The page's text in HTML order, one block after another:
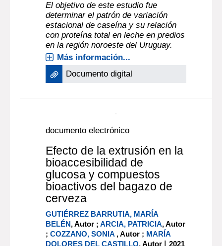
El objetivo de este estudio fue
determinar el patrón de variación
estacional de caseína y su relación
con proteína total en leche en predios
en la región noroeste del Uruguay.
Más información...
Documento digital
documento electrónico
Efecto de la extrusión en la
bioaccesibilidad de
glucosa y compuestos
bioactivos del bagazo de
cerveza